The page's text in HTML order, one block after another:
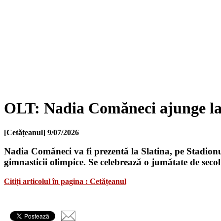
OLT: Nadia Comăneci ajunge
[Cetățeanul] 9/07/2026
Nadia Comăneci va fi prezentă la Slatina, pe
gimnasticii olimpice. Se celebrează o jumătate de
Citiți articolul în pagina : Cetățeanul